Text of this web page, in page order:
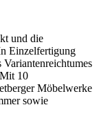
und die
Einzelfertigung
10
Möbelwerke
sowie